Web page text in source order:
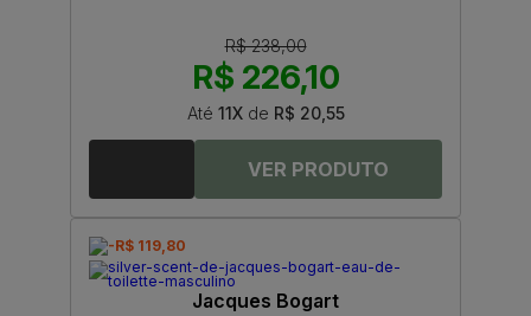
R$ 238,00
R$ 226,10
Até 11Xde R$ 20,55
-R$ 119,80
Jacques Bogart